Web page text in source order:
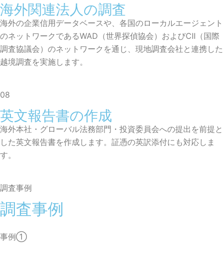
海外関連法人の調査
海外の企業信用データベースや、各国のローカルエージェント
のネットワークであるWAD（世界探偵協会）およびCII（国際
調査協議会）のネットワークを通じ、現地調査会社と連携した
越境調査を実施します。
08
英文報告書の作成
海外本社・グローバル法務部門・投資委員会への提出を前提と
した英文報告書を作成します。証憑の英訳添付にも対応しま
す。
調査事例
調査事例
事例①